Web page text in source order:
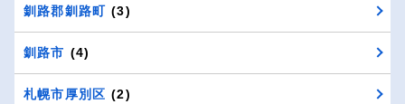
釧路郡釧路町 (3)
釧路市 (4)
札幌市厚別区 (2)